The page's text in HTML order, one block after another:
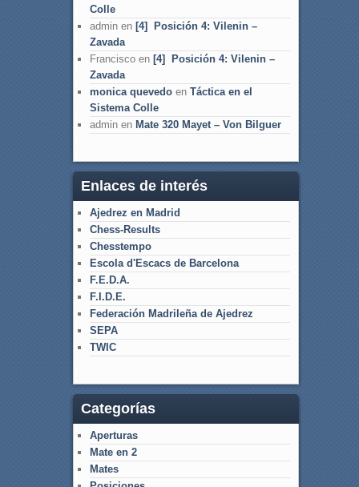
Colle
adminen [4] Posición 4: Vilenin –
Zavada
Franciscoen [4] Posición 4: Vilenin –
Zavada
monica quevedoen Táctica en el
Sistema Colle
adminen Mate 320 Mayet – Von Bilguer
Enlaces de interés
Ajedrez en Madrid
Chess-Results
Chesstempo
Escola d'Escacs de Barcelona
F.E.D.A.
F.I.D.E.
Federación Madrileña de Ajedrez
SEPA
TWIC
Categorías
Aperturas
Mate en 2
Mates